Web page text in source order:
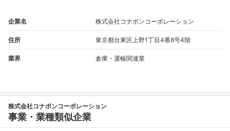
企業名 株式会社コナポンコーポレーション
住所 東京都台東区上野1丁目4番8号4階
業界 倉庫・運輸関連業
株式会社コナポンコーポレーション
事業・業種類似企業